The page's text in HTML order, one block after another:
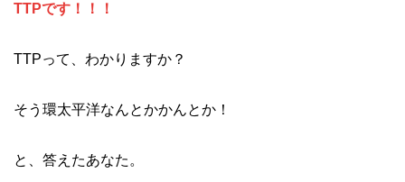
TTPです！！！
TTPって、わかりますか？
そう環太平洋なんとかかんとか！
と、答えたあなた。